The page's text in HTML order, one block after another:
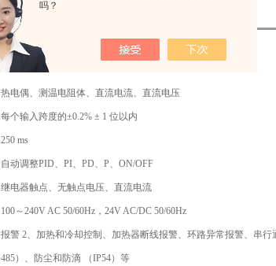
吗？
热电偶、测温电阻体、直流电流、直流电压
每个输入跨度的±0.2% ± 1 位以内
250 ms
自动调整PID、PI、PD、P、ON/OFF
继电器触点、无触点电压、直流电流
100～240V AC 50/60Hz，24V AC/DC 50/60Hz
报警 2、加热和冷却控制、加热器断线报警、环路异常报警、串行
485）、防尘和防滴 （IP54）等